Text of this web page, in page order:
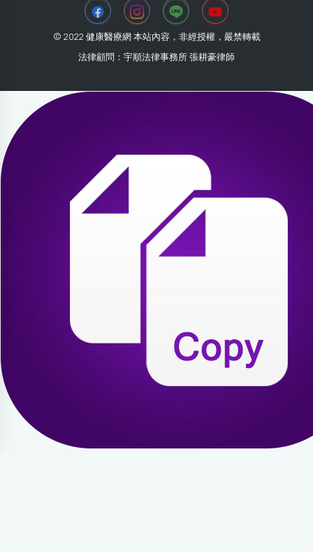
© 2022 健康醫療網 本站內容，非經授權，嚴禁轉載
法律顧問：宇順法律事務所 張耕豪律師